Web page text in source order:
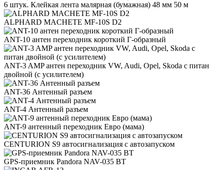
6 штук. Клейкая лента малярная (бумажная) 48 мм 50 м
ALPHARD MACHETE MF-10S D2
ANT-10 антен переходник короткий Г-образный
ANT-3 AMP антен переходник VW, Audi, Opel, Skoda с питан
двойной (с усилителем)
ANT-36 Антенный разъем
ANT-4 Антенный разъем
ANT-9 антенный переходник Евро (мама)
CENTURION S9 автосигнализация с автозапуском
GPS-приемник Pandora NAV-035 BT